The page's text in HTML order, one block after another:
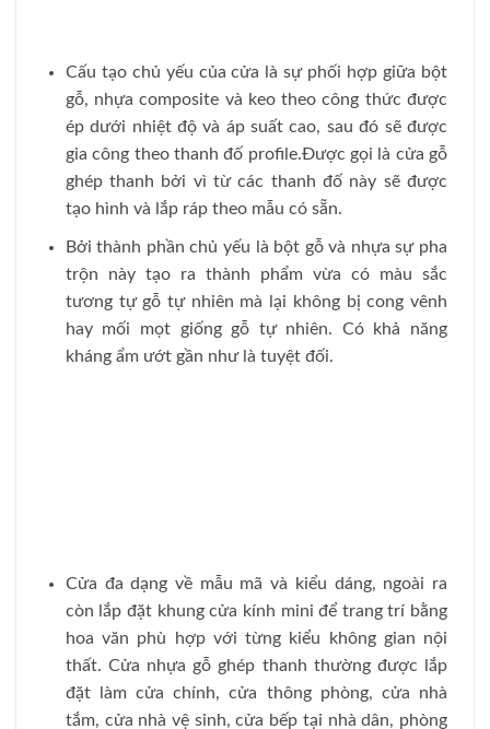
Cấu tạo chủ yếu của cửa là sự phối hợp giữa bột
gỗ, nhựa composite và keo theo công thức được
ép dưới nhiệt độ và áp suất cao, sau đó sẽ được
gia công theo thanh đố profile.Được gọi là cửa gỗ
ghép thanh bởi vì từ các thanh đố này sẽ được
tạo hình và lắp ráp theo mẫu có sẵn.
Bởi thành phần chủ yếu là bột gỗ và nhựa sự pha
trộn này tạo ra thành phẩm vừa có màu sắc
tương tự gỗ tự nhiên mà lại không bị cong vênh
hay mối mọt giống gỗ tự nhiên. Có khả năng
kháng ẩm ướt gần như là tuyệt đối.
Cửa đa dạng về mẫu mã và kiểu dáng, ngoài ra
còn lắp đặt khung cửa kính mini để trang trí bằng
hoa văn phù hợp với từng kiểu không gian nội
thất. Cửa nhựa gỗ ghép thanh thường được lắp
đặt làm cửa chính, cửa thông phòng, cửa nhà
tắm, cửa nhà vệ sinh, cửa bếp tại nhà dân, phòng